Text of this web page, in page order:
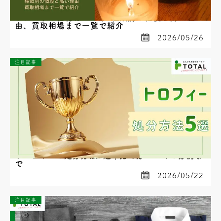
ドンペリの価格はいくら?種類別の値段と高い理
由、買取相場まで一覧で紹介
2026/05/26
注目記事
トロフィーの処分方法5選｜捨て方・ゴミの分別ま
で
2026/05/22
注目記事